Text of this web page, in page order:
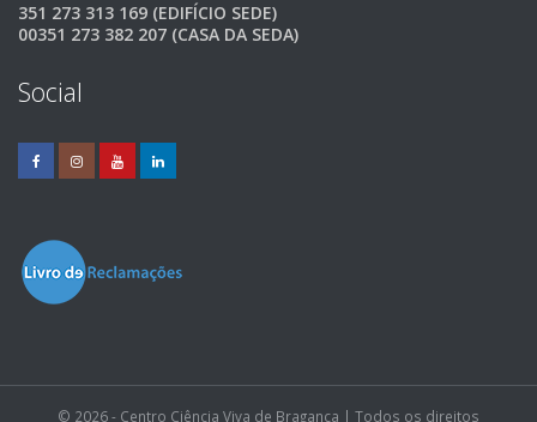
351 273 313 169 (EDIFÍCIO SEDE)
00351 273 382 207 (CASA DA SEDA)
Social
© 2026 - Centro Ciência Viva de Bragança | Todos os direitos